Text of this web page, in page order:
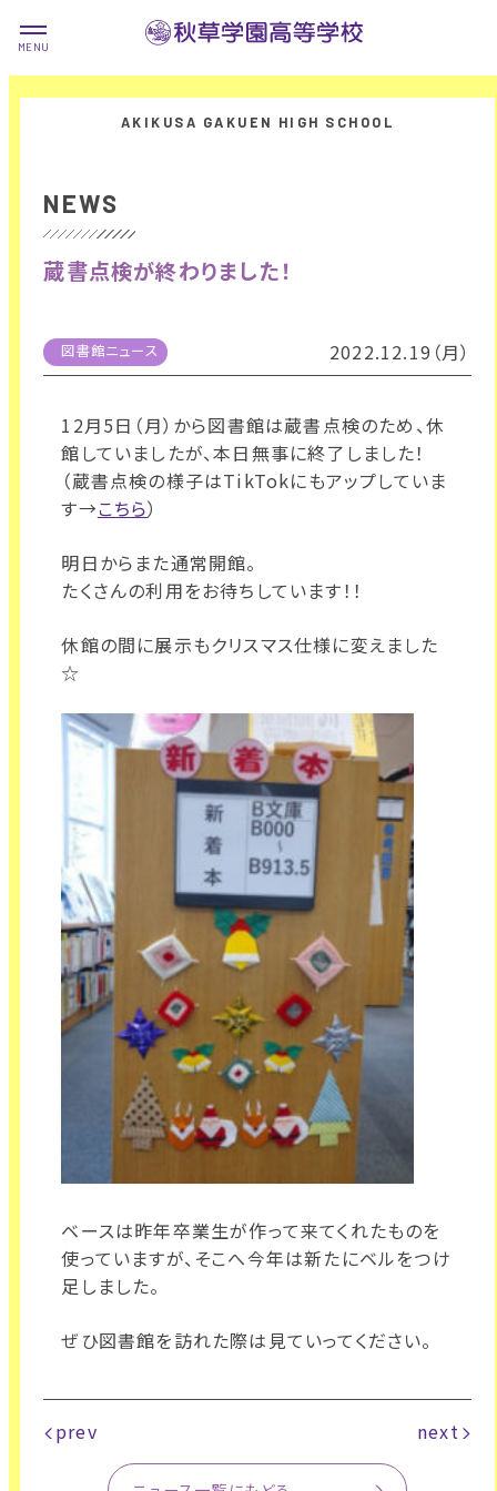
NEWS
蔵書点検が終わりました！
図書館ニュース 2022.12.19（月）
12月5日（月）から図書館は蔵書点検のため、休
館していましたが、本日無事に終了しました！
（蔵書点検の様子はTikTokにもアップしていま
す→こちら）
明日からまた通常開館。
たくさんの利用をお待ちしています！！
休館の間に展示もクリスマス仕様に変えました
☆
ベースは昨年卒業生が作って来てくれたものを
使っていますが、そこへ今年は新たにベルをつけ
足しました。
ぜひ図書館を訪れた際は見ていってください。
prev next